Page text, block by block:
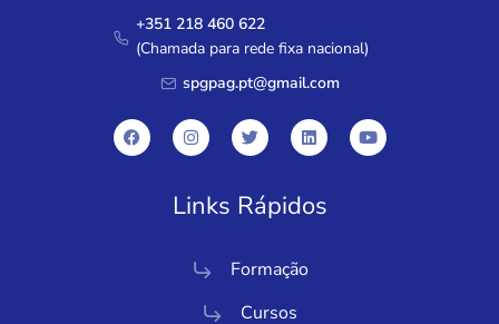
+351 218 460 622
(Chamada para rede fixa nacional)
spgpag.pt@gmail.com
Links Rápidos
Formação
Cursos